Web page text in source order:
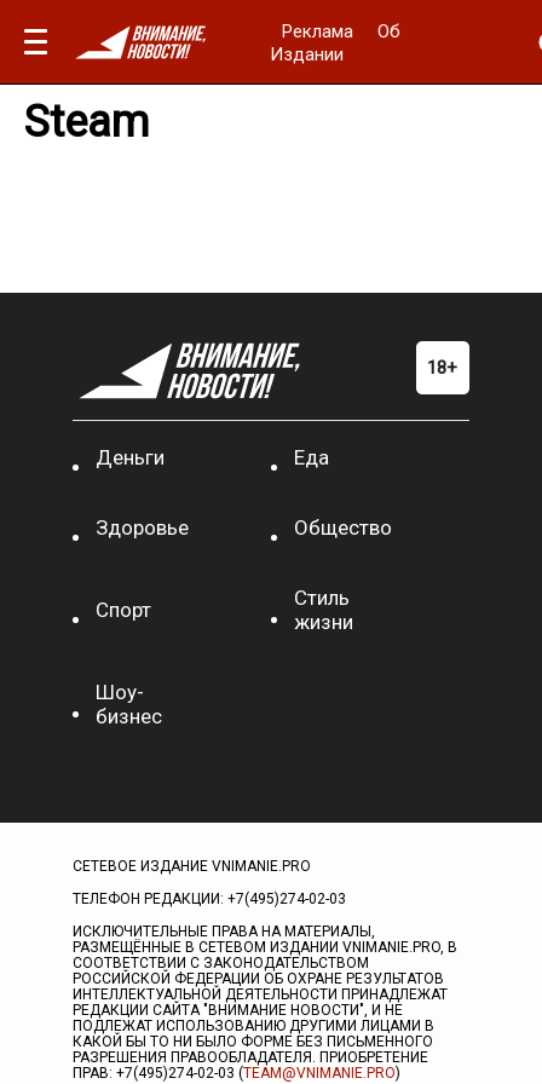
Реклама
Об
Издании
Steam
Деньги Еда
Здоровье Общество
Спорт
Стиль
жизни
Шоу-
бизнес
СЕТЕВОЕ ИЗДАНИЕ VNIMANIE.PRO
ТЕЛЕФОН РЕДАКЦИИ: +7(495)274-02-03
ИСКЛЮЧИТЕЛЬНЫЕ ПРАВА НА МАТЕРИАЛЫ,
РАЗМЕЩЁННЫЕ В СЕТЕВОМ ИЗДАНИИ VNIMANIE.PRO, В
СООТВЕТСТВИИ С ЗАКОНОДАТЕЛЬСТВОМ
РОССИЙСКОЙ ФЕДЕРАЦИИ ОБ ОХРАНЕ РЕЗУЛЬТАТОВ
ИНТЕЛЛЕКТУАЛЬНОЙ ДЕЯТЕЛЬНОСТИ ПРИНАДЛЕЖАТ
РЕДАКЦИИ САЙТА "ВНИМАНИЕ НОВОСТИ", И НЕ
ПОДЛЕЖАТ ИСПОЛЬЗОВАНИЮ ДРУГИМИ ЛИЦАМИ В
КАКОЙ БЫ ТО НИ БЫЛО ФОРМЕ БЕЗ ПИСЬМЕННОГО
РАЗРЕШЕНИЯ ПРАВООБЛАДАТЕЛЯ. ПРИОБРЕТЕНИЕ
ПРАВ: +7(495)274-02-03 (TEAM@VNIMANIE.PRO)